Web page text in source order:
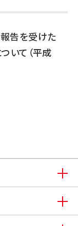
告を受けた
いて（平成